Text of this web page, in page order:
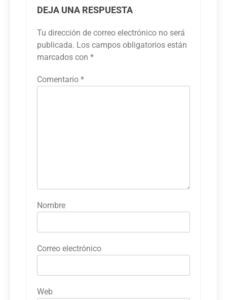
DEJA UNA RESPUESTA
Tu dirección de correo electrónico no será
publicada. Los campos obligatorios están
marcados con *
Comentario *
Nombre
Correo electrónico
Web